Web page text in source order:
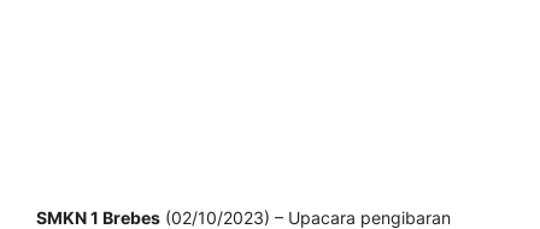
SMKN 1 Brebes (02/10/2023) – Upacara pengibaran